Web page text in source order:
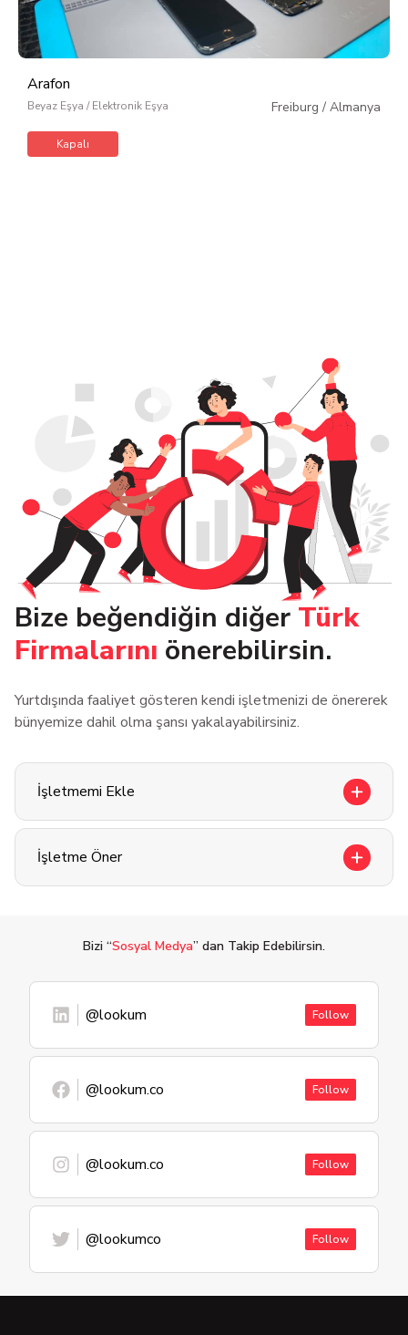
Arafon
Beyaz Eşya / Elektronik Eşya Freiburg / Almanya
Kapalı
Bize beğendiğin diğer Türk
Firmalarını önerebilirsin.
Yurtdışında faaliyet gösteren kendi işletmenizi de önererek
bünyemize dahil olma şansı yakalayabilirsiniz.
İşletmemi Ekle
İşletme Öner
Bizi “Sosyal Medya” dan Takip Edebilirsin.
@lookum Follow
@lookum.co Follow
@lookum.co Follow
@lookumco Follow